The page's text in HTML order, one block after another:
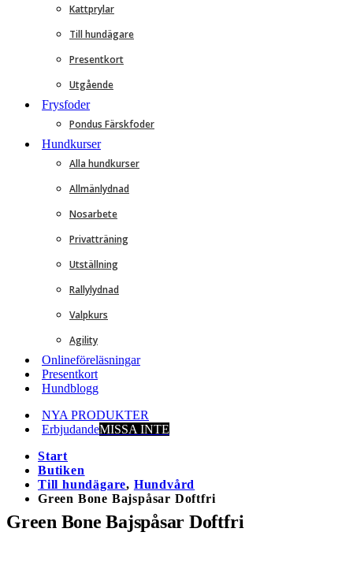
Kattprylar
Till hundägare
Presentkort
Utgående
Frysfoder
Pondus Färskfoder
Hundkurser
Alla hundkurser
Allmänlydnad
Nosarbete
Privatträning
Utställning
Rallylydnad
Valpkurs
Agility
Onlineföreläsningar
Presentkort
Hundblogg
NYA PRODUKTER
ErbjudandeMISSA INTE
Start
Butiken
Till hundägare, Hundvård
Green Bone Bajspåsar Doftfri
Green Bone Bajspåsar Doftfri